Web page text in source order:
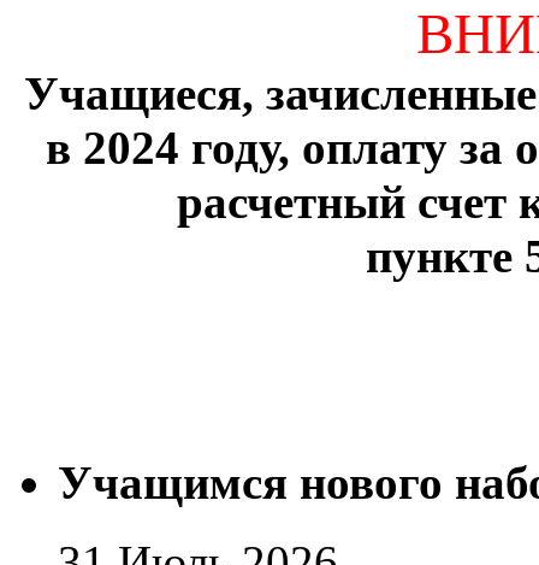
Учащиеся,
в 2024 году, оплату
расчетный счет
пункте
Учащимся нового